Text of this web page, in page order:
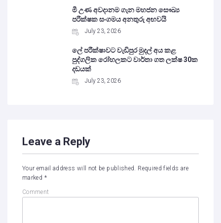
මී උණ අවදානම ගැන මහජන සෞඛ්‍ය
පරීක්ෂක සංගමය අනතුරු අඟවයි
July 23, 2026
ලේ පරීක්ෂාවට වැඩිපුර මුදල් අය කළ
පුද්ගලික රෝහලකට වාර්තා ගත ලක්ෂ 30ක
දඩයක්
July 23, 2026
Leave a Reply
Your email address will not be published.
Required fields are
marked *
Comment